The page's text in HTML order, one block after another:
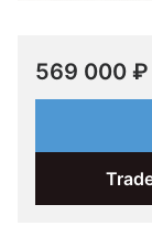
569 000 ₽